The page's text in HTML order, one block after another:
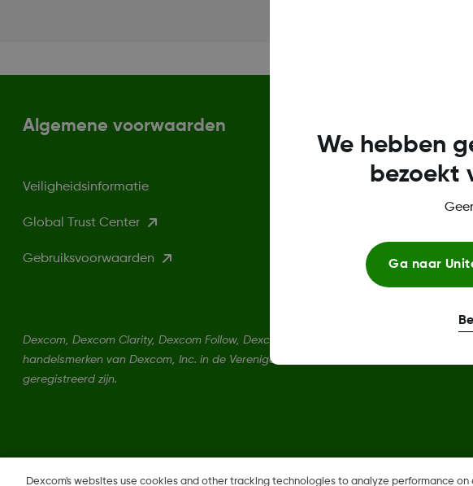
Algemene voorwaarden
Veiligheidsinformatie
Global Trust Center
Gebruiksvoorwaarden
Dexcom, Dexcom Clarity, Dexcom Follow, Dexcom One, Dexcom Share, Share zijn
handelsmerken van Dexcom, Inc. in de Verenigde Staten en kunnen eveneens in
geregistreerd zijn.
Dexcom's websites use cookies and other tracking technologies to analyze performance
We hebben
bezoekt
Ga naar